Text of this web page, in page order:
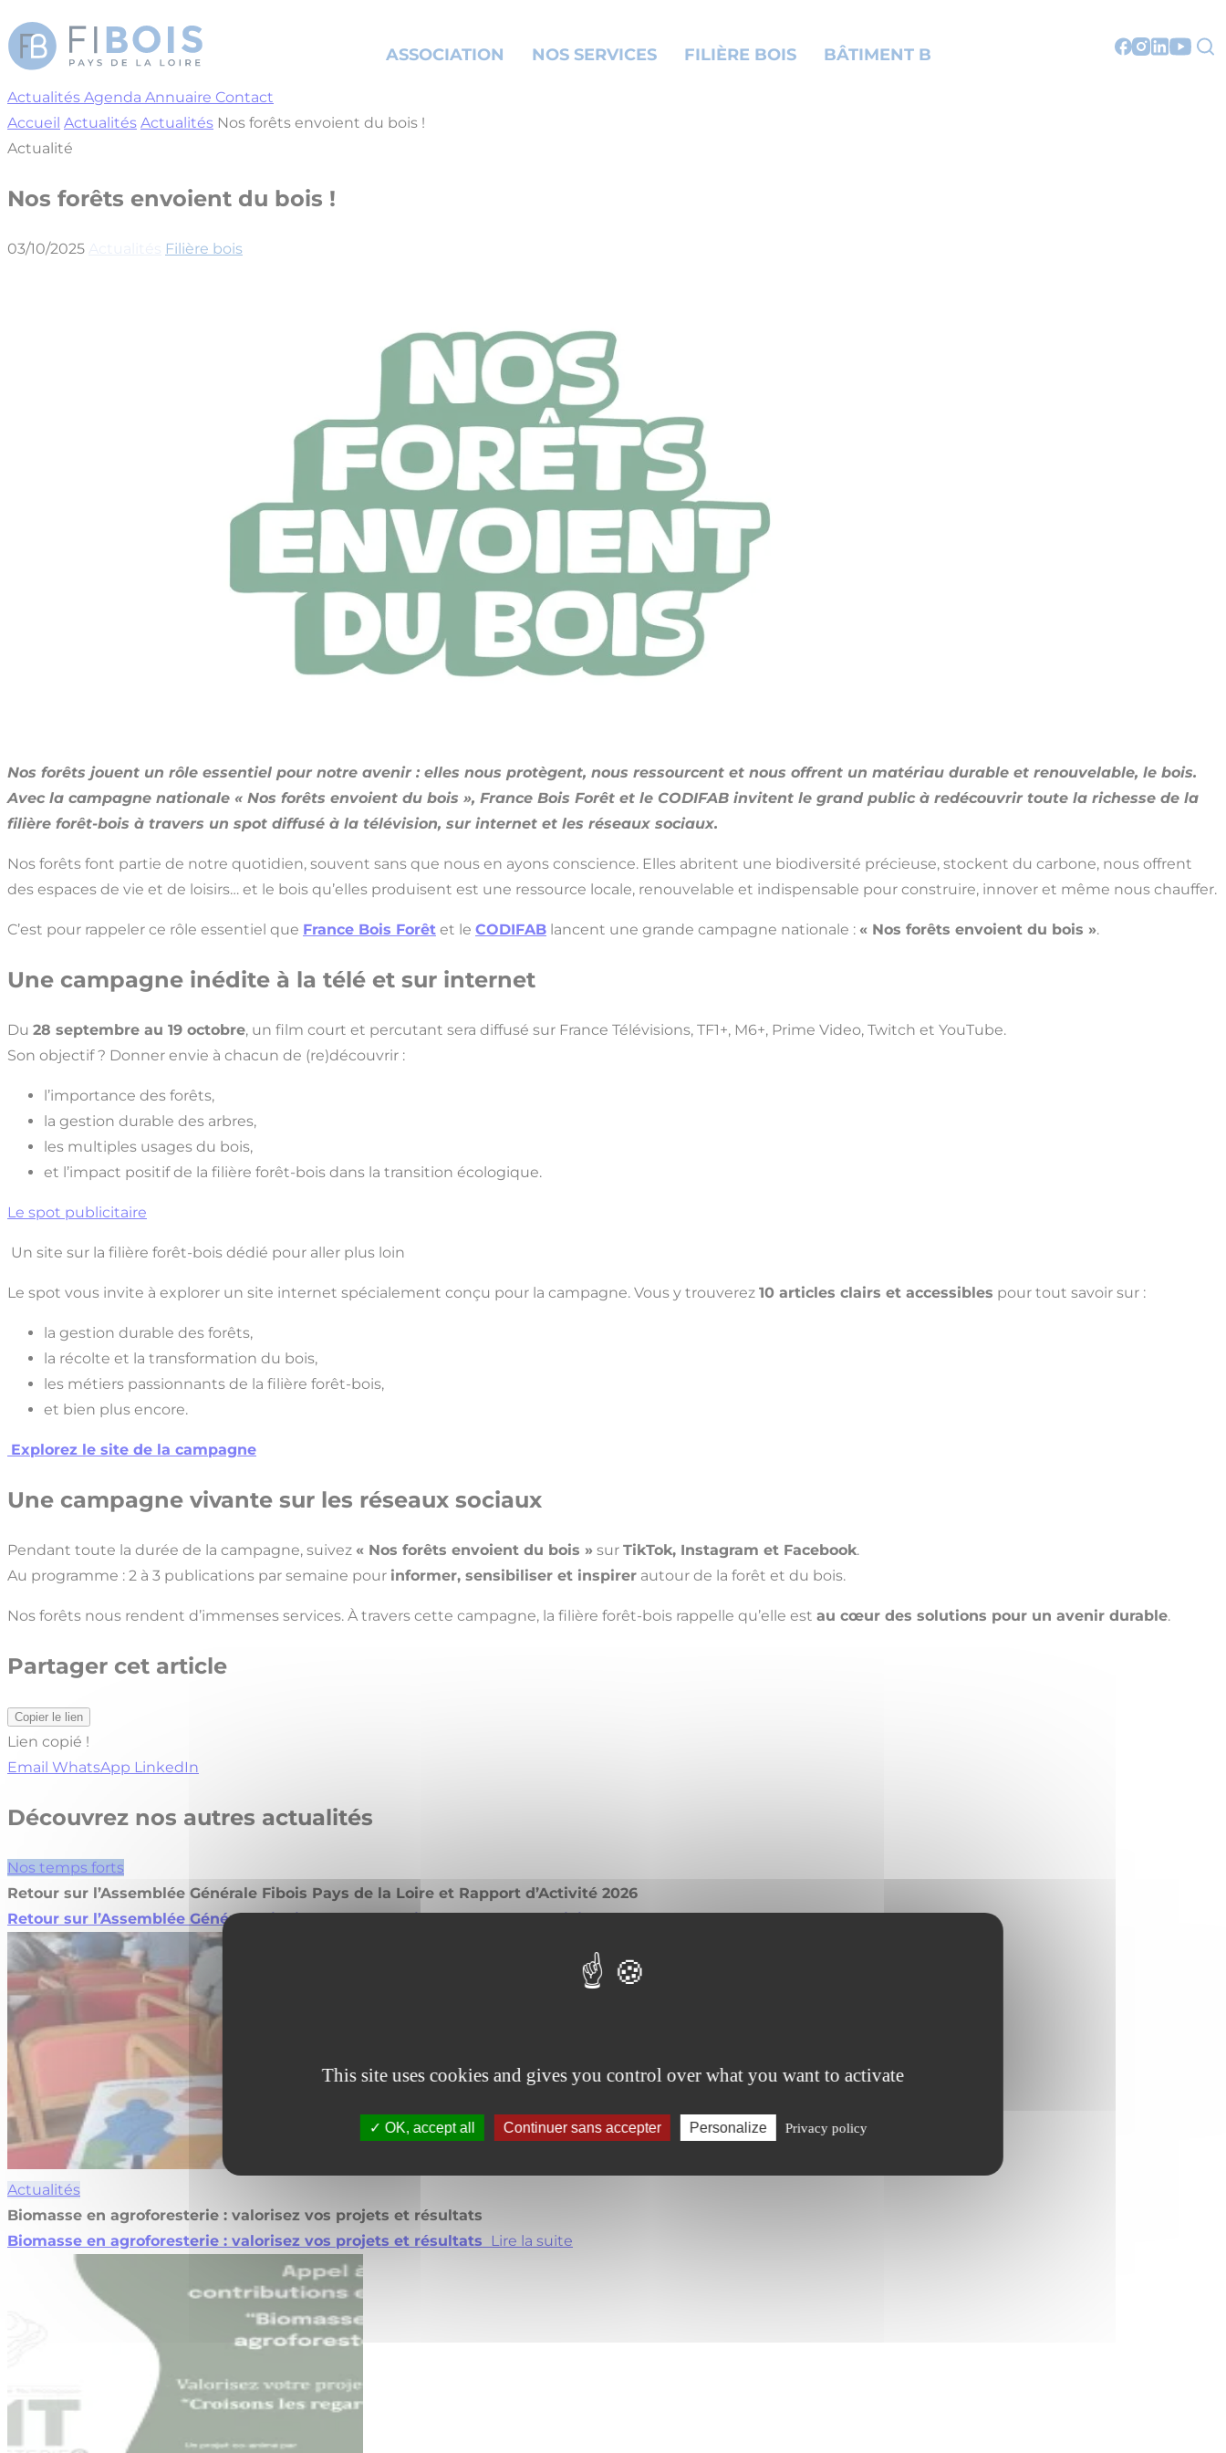
This site uses cookies and gives you control over what you want to activate
OK, accept all Continuer sans accepter Personalize Privacy policy
ASSOCIATION NOS SERVICES FILIÈRE BOIS BÂTIMENT B
Actualités Agenda Annuaire Contact
Accueil Actualités Actualités Nos forêts envoient du bois !
Actualité
Nos forêts envoient du bois !
03/10/2025 Filière bois
Nos forêts jouent un rôle essentiel pour notre avenir : elles nous protègent, nous ressourcent et nous offrent un matériau durable et renouvelable, le bois.
Avec la campagne nationale « Nos forêts envoient du bois », France Bois Forêt et le CODIFAB invitent le grand public à redécouvrir toute la richesse de la
filière forêt-bois à travers un spot diffusé à la télévision, sur internet et les réseaux sociaux.
Nos forêts font partie de notre quotidien, souvent sans que nous en ayons conscience. Elles abritent une biodiversité précieuse, stockent du carbone, nous offrent
des espaces de vie et de loisirs… et le bois qu’elles produisent est une ressource locale, renouvelable et indispensable pour construire, innover et même nous chauffer.
C’est pour rappeler ce rôle essentiel que France Bois Forêt et le CODIFAB lancent une grande campagne nationale : « Nos forêts envoient du bois ».
Une campagne inédite à la télé et sur internet
Du 28 septembre au 19 octobre, un film court et percutant sera diffusé sur France Télévisions, TF1+, M6+, Prime Video, Twitch et YouTube.
Son objectif ? Donner envie à chacun de (re)découvrir :
l’importance des forêts,
la gestion durable des arbres,
les multiples usages du bois,
et l’impact positif de la filière forêt-bois dans la transition écologique.
Le spot publicitaire
Un site sur la filière forêt-bois dédié pour aller plus loin
Le spot vous invite à explorer un site internet spécialement conçu pour la campagne. Vous y trouverez 10 articles clairs et accessibles pour tout savoir sur :
la gestion durable des forêts,
la récolte et la transformation du bois,
les métiers passionnants de la filière forêt-bois,
et bien plus encore.
Explorez le site de la campagne
Une campagne vivante sur les réseaux sociaux
Pendant toute la durée de la campagne, suivez « Nos forêts envoient du bois » sur TikTok, Instagram et Facebook.
Au programme : 2 à 3 publications par semaine pour informer, sensibiliser et inspirer autour de la forêt et du bois.
Nos forêts nous rendent d’immenses services. À travers cette campagne, la filière forêt-bois rappelle qu’elle est au cœur des solutions pour un avenir durable.
Partager cet article
Copier le lien
Lien copié !
Email WhatsApp LinkedIn
Découvrez nos autres actualités
Nos temps forts
Retour sur l’Assemblée Générale Fibois Pays de la Loire et Rapport d’Activité 2026
Retour sur l’Assemblée Générale Fibois Pays de la Loire et Rapport d’Activité 2026 Lire la suite
Actualités
Biomasse en agroforesterie : valorisez vos projets et résultats
Biomasse en agroforesterie : valorisez vos projets et résultats
Lire la suite